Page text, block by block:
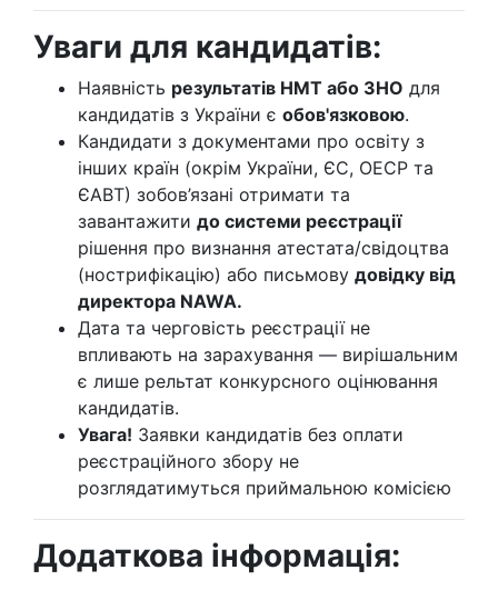
Уваги для кандидатів:
Наявність результатів НМТ або ЗНО для
кандидатів з України є обов'язковою.
Кандидати з документами про освіту з
інших країн (окрім України, ЄС, ОЕСР та
ЄАВТ) зобов’язані отримати та
завантажити до системи реєстрації
рішення про визнання атестата/свідоцтва
(нострифікацію) або письмову довідку від
директора NAWA.
Дата та черговість реєстрації не
впливають на зарахування — вирішальним
є лише рельтат конкурсного оцінювання
кандидатів.
Увага! Заявки кандидатів без оплати
реєстраційного збору не
розглядатимуться приймальною комісією
Додаткова інформація: